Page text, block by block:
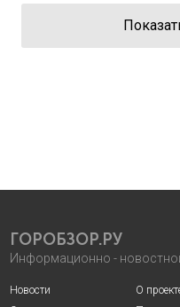
ГОРОБЗОР.РУ
Информационно -
Новости
О